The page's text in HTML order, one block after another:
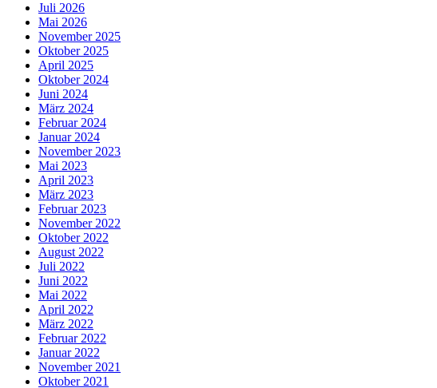
Juli 2026
Mai 2026
November 2025
Oktober 2025
April 2025
Oktober 2024
Juni 2024
März 2024
Februar 2024
Januar 2024
November 2023
Mai 2023
April 2023
März 2023
Februar 2023
November 2022
Oktober 2022
August 2022
Juli 2022
Juni 2022
Mai 2022
April 2022
März 2022
Februar 2022
Januar 2022
November 2021
Oktober 2021